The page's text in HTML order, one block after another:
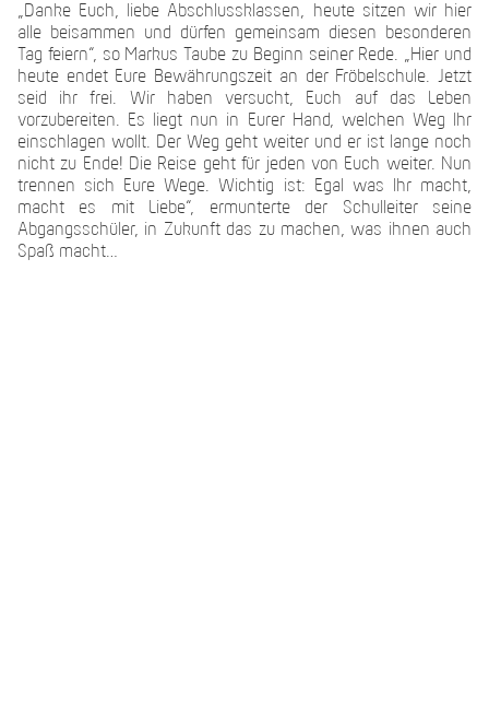
„Danke Euch, liebe Abschlussklassen, heute sitzen wir hier
alle beisammen und dürfen gemeinsam diesen besonderen
Tag feiern“, so Markus Taube zu Beginn seiner Rede. „Hier und
heute endet Eure Bewährungszeit an der Fröbelschule. Jetzt
seid ihr frei. Wir haben versucht, Euch auf das Leben
vorzubereiten. Es liegt nun in Eurer Hand, welchen Weg Ihr
einschlagen wollt. Der Weg geht weiter und er ist lange noch
nicht zu Ende! Die Reise geht für jeden von Euch weiter. Nun
trennen sich Eure Wege. Wichtig ist: Egal was Ihr macht,
macht es mit Liebe“, ermunterte der Schulleiter seine
Abgangsschüler, in Zukunft das zu machen, was ihnen auch
Spaß macht…